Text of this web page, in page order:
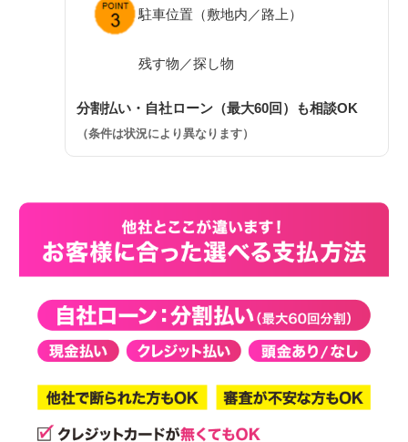
駐車位置（敷地内／路上）
残す物／探し物
分割払い・自社ローン（最大60回）も相談OK
（条件は状況により異なります）